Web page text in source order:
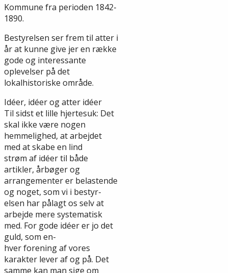
Kommune fra perioden 1842-
1890.
Bestyrelsen ser frem til atter i
år at kunne give jer en række
gode og interessante
oplevelser på det
lokalhistoriske område.
Idéer, idéer og atter idéer
Til sidst et lille hjertesuk: Det
skal ikke være nogen
hemmelighed, at arbejdet
med at skabe en lind
strøm af idéer til både
artikler, årbøger og
arrangementer er belastende
og noget, som vi i bestyr-
elsen har pålagt os selv at
arbejde mere systematisk
med. For gode idéer er jo det
guld, som en-
hver forening af vores
karakter lever af og på. Det
samme kan man sige om